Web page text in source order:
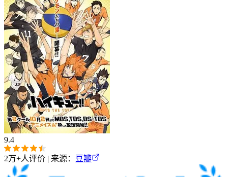
9.4
2万+人评价 | 来源： 豆瓣